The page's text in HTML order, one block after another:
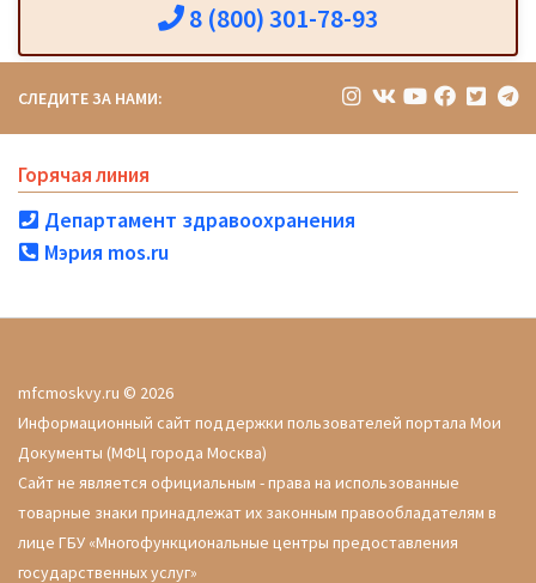
8 (800) 301-78-93
СЛЕДИТЕ ЗА НАМИ:
Горячая линия
Департамент здравоохранения
Мэрия mos.ru
mfcmoskvy.ru © 2026
Информационный сайт поддержки пользователей портала Мои
Документы (МФЦ города Москва)
Сайт не является официальным - права на использованные
товарные знаки принадлежат их законным правообладателям в
лице ГБУ «Многофункциональные центры предоставления
государственных услуг»